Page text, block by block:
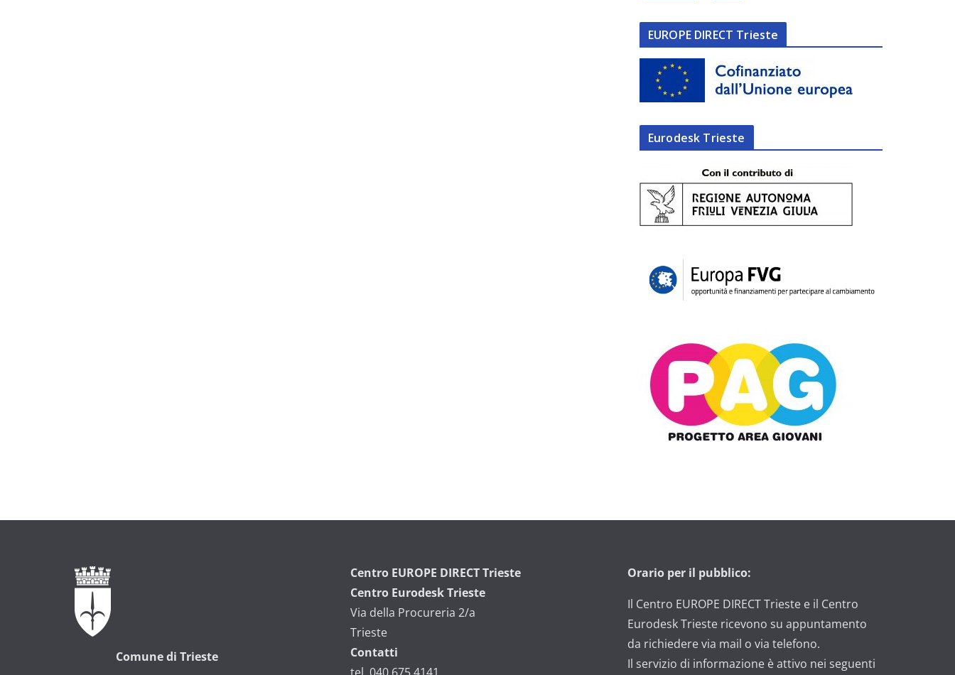
EUROPE DIRECT Trieste
Eurodesk Trieste
Comune di Trieste
Centro EUROPE DIRECT Trieste
Centro Eurodesk Trieste
Via della Procureria 2/a
Trieste
Contatti
tel. 040 675 4141
Orario per il pubblico:
Il Centro EUROPE DIRECT Trieste e il Centro
Eurodesk Trieste ricevono su appuntamento
da richiedere via mail o via telefono.
Il servizio di informazione è attivo nei seguenti